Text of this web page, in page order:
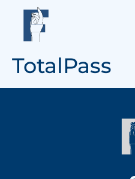
TotalPass